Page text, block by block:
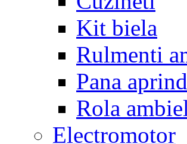
Kit biela
Rulmenti
Pana
Rola
Electromotor